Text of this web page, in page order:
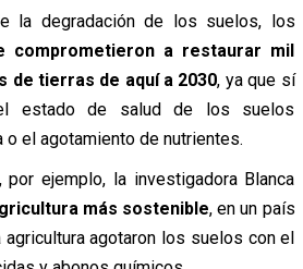
la degradación de los suelos, los
comprometieron a restaurar mil
de tierras de aquí a 2030, ya que sí
estado de salud de los suelos
el agotamiento de nutrientes.
ejemplo, la investigadora Blanca
más sostenible, en un país
agricultura agotaron los suelos con el